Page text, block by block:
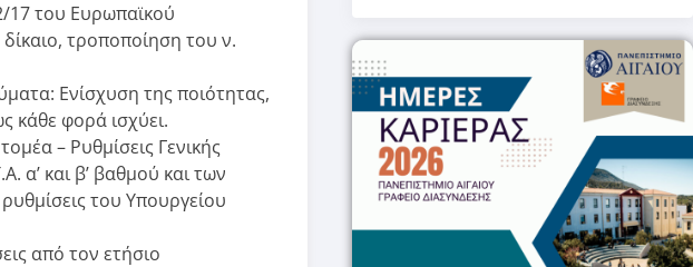
17 του Ευρωπαϊκού
τροποποίηση του ν.
Ενίσχυση της ποιότητας,
κάθε φορά ισχύει.
– Ρυθμίσεις Γενικής
α’ και β’ βαθμού και των
του Υπουργείου
από τον ετήσιο